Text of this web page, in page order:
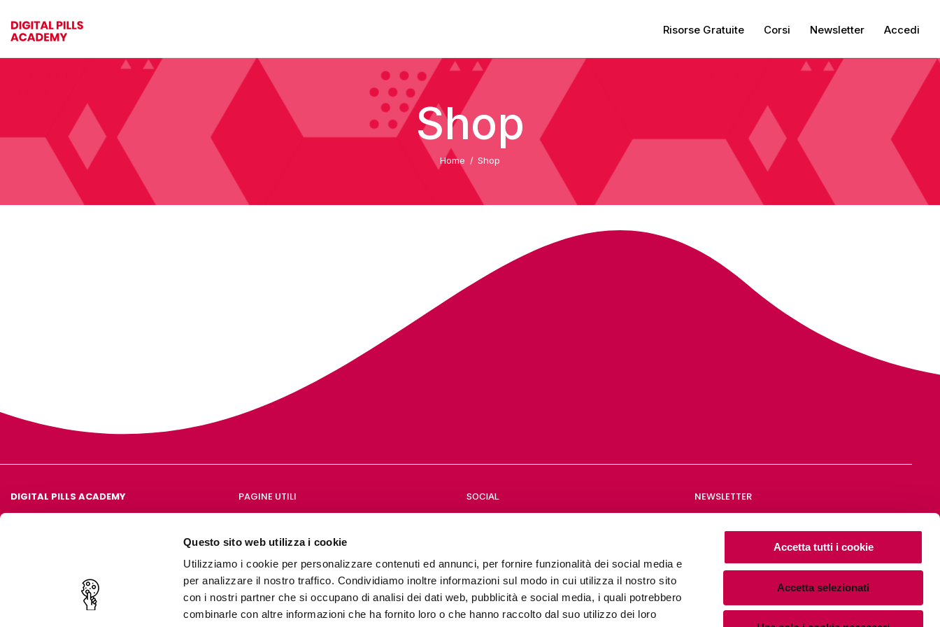
Questo sito web utilizza i cookie
Utilizziamo i cookie per personalizzare contenuti ed annunci, per fornire funzionalità dei social media e
per analizzare il nostro traffico. Condividiamo inoltre informazioni sul modo in cui utilizza il nostro sito
con i nostri partner che si occupano di analisi dei dati web, pubblicità e social media, i quali potrebbero
combinarle con altre informazioni che ha fornito loro o che hanno raccolto dal suo utilizzo dei loro
Accetta tutti i cookie
Accetta selezionati
Risorse Gratuite Corsi Newsletter Accedi
Shop
Home Shop
DIGITAL PILLS ACADEMY
PAGINE UTILI
SOCIAL
NEWSLETTER
Iscriviti alla nostra newsletter
© Copyright 2020 Digital Pills.